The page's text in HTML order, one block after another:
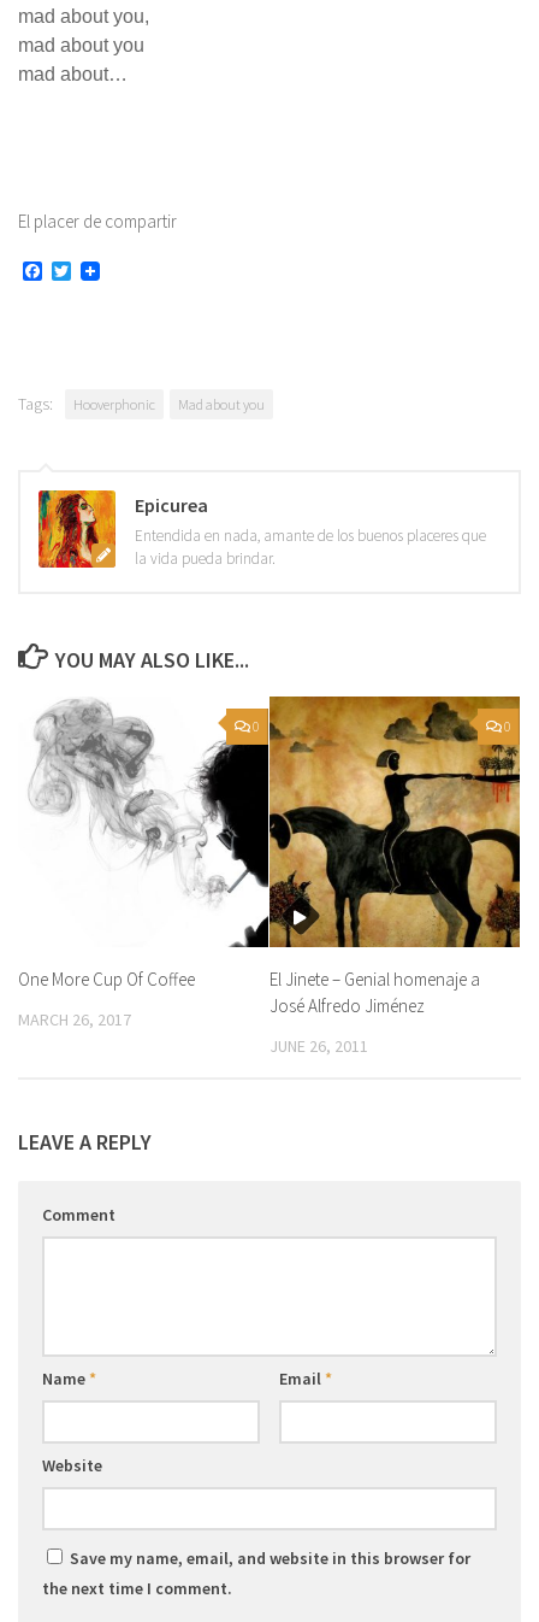
mad about you,
mad about you
mad about…
El placer de compartir
Facebook
Twitter
Tags: Hooverphonic Mad about you
Epicurea
Entendida en nada, amante de los buenos placeres que
la vida pueda brindar.
YOU MAY ALSO LIKE...
0
One More Cup Of Coffee
MARCH 26, 2017
0
El Jinete – Genial homenaje a
José Alfredo Jiménez
JUNE 26, 2011
LEAVE A REPLY
Comment
Name* Email*
Website
Save my name, email, and website in this browser for
the next time I comment.